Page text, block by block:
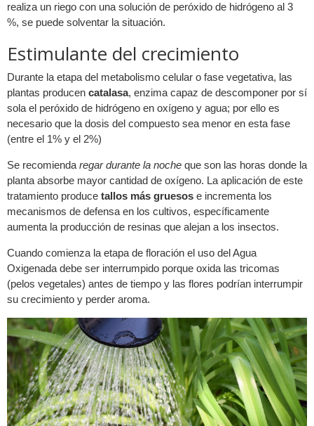
realiza un riego con una solución de peróxido de hidrógeno al 3
%, se puede solventar la situación.
Estimulante del crecimiento
Durante la etapa del metabolismo celular o fase vegetativa, las
plantas producen catalasa, enzima capaz de descomponer por sí
sola el peróxido de hidrógeno en oxígeno y agua; por ello es
necesario que la dosis del compuesto sea menor en esta fase
(entre el 1% y el 2%)
Se recomiendaregar durante la noche que son las horas donde la
planta absorbe mayor cantidad de oxígeno. La aplicación de este
tratamiento produce tallos más gruesos e incrementa los
mecanismos de defensa en los cultivos, específicamente
aumenta la producción de resinas que alejan a los insectos.
Cuando comienza la etapa de floración el uso del Agua
Oxigenada debe ser interrumpido porque oxida las tricomas
(pelos vegetales) antes de tiempo y las flores podrían interrumpir
su crecimiento y perder aroma.